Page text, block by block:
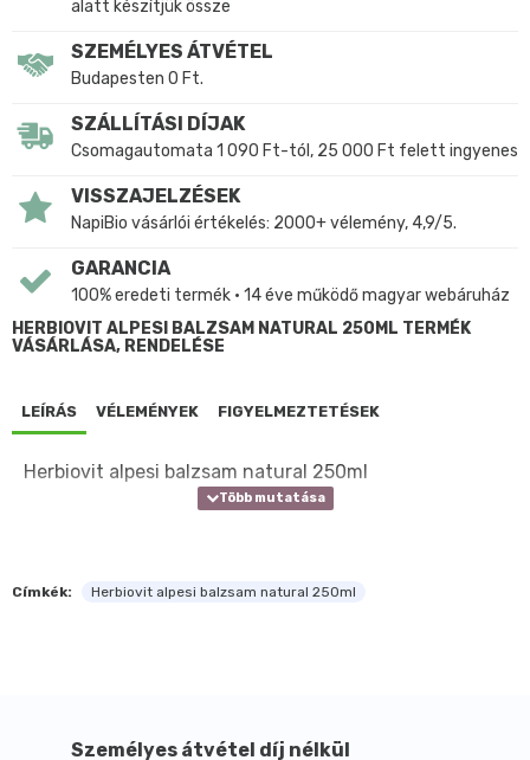
alatt készítjük össze
SZEMÉLYES ÁTVÉTEL
Budapesten 0 Ft.
SZÁLLÍTÁSI DÍJAK
Csomagautomata 1 090 Ft-tól, 25 000 Ft felett ingyenes
VISSZAJELZÉSEK
NapiBio vásárlói értékelés: 2000+ vélemény, 4,9/5.
GARANCIA
100% eredeti termék • 14 éve működő magyar webáruház
HERBIOVIT ALPESI BALZSAM NATURAL 250ML TERMÉK
VÁSÁRLÁSA, RENDELÉSE
LEÍRÁS VÉLEMÉNYEK FIGYELMEZTETÉSEK
Herbiovit alpesi balzsam natural 250ml
Címkék: Herbiovit alpesi balzsam natural 250ml
Személyes átvétel díj nélkül